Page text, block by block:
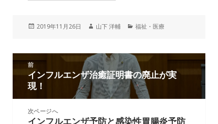
投
2019年11月26日
作
山下 洋輔
カ
リ
ー
福祉・医療
投
前
前
の
投
稿:
インフルエンザ治癒証明書の廃止が実
現！
次ページへ
次
インフルエンザ予防と感染性胃腸炎予防